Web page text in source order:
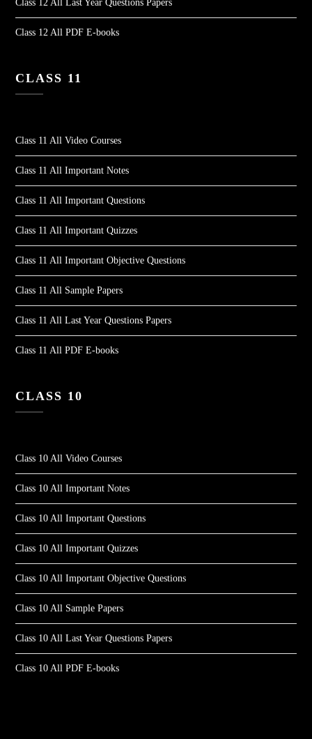
Class 12 All Last Year Questions Papers
Class 12 All PDF E-books
CLASS 11
Class 11 All Video Courses
Class 11 All Important Notes
Class 11 All Important Questions
Class 11 All Important Quizzes
Class 11 All Important Objective Questions
Class 11 All Sample Papers
Class 11 All Last Year Questions Papers
Class 11 All PDF E-books
CLASS 10
Class 10 All Video Courses
Class 10 All Important Notes
Class 10 All Important Questions
Class 10 All Important Quizzes
Class 10 All Important Objective Questions
Class 10 All Sample Papers
Class 10 All Last Year Questions Papers
Class 10 All PDF E-books